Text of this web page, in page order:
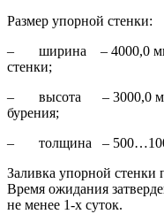
Размер упорной стенки:
– ширина – 4000,0 мм.,
стенки;
– высота – 3000,0
бурения;
– толщина –
Заливка упорной стенки
Время ожидания
не менее 1-х суток.